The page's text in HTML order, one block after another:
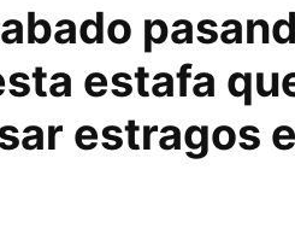
estafa
estragos